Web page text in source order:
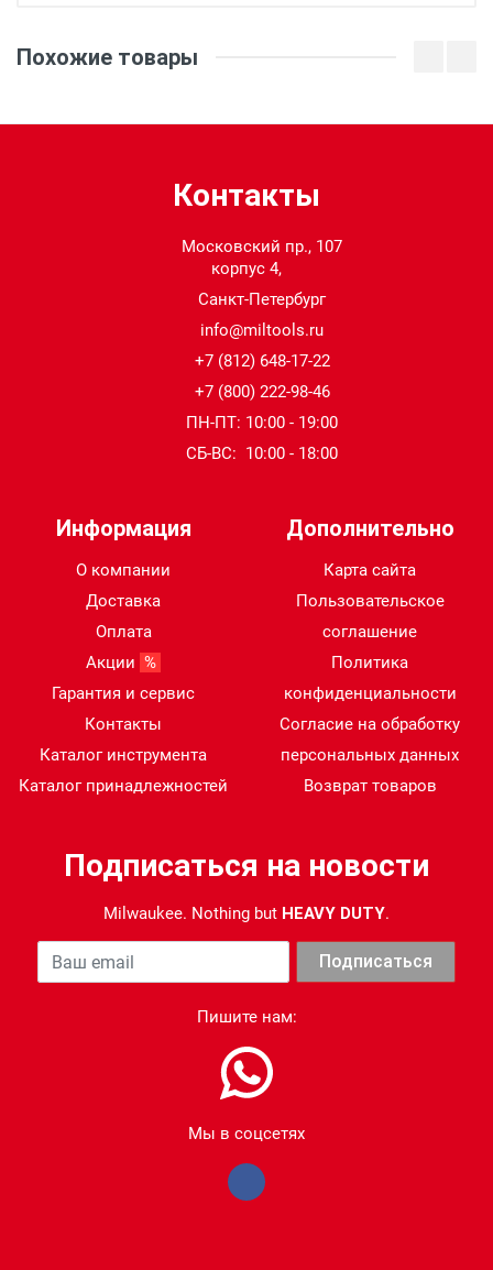
Похожие товары
Контакты
Московский пр., 107
корпус 4,
Санкт-Петербург
info@miltools.ru
+7 (812) 648-17-22
+7 (800) 222-98-46
ПН-ПТ: 10:00 - 19:00
СБ-ВС: 10:00 - 18:00
Информация
О компании
Доставка
Оплата
Акции %
Гарантия и сервис
Контакты
Каталог инструмента
Каталог принадлежностей
Дополнительно
Карта сайта
Пользовательское
соглашение
Политика
конфиденциальности
Согласие на обработку
персональных данных
Возврат товаров
Подписаться на новости
Milwaukee. Nothing but HEAVY DUTY.
Ваша почта Подписаться
Пишите нам:
Мы в соцсетях